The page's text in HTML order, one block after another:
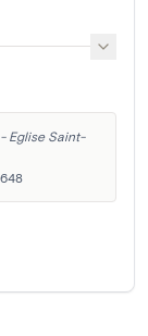
Eglise Saint-